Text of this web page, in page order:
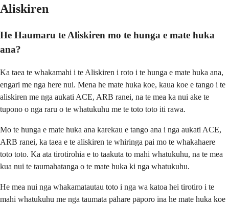
Aliskiren
He Haumaru te Aliskiren mo te hunga e mate huka
ana?
Ka taea te whakamahi i te Aliskiren i roto i te hunga e mate huka ana,
engari me nga here nui. Mena he mate huka koe, kaua koe e tango i te
aliskiren me nga aukati ACE, ARB ranei, na te mea ka nui ake te
tupono o nga raru o te whatukuhu me te toto toto iti rawa.
Mo te hunga e mate huka ana karekau e tango ana i nga aukati ACE,
ARB ranei, ka taea e te aliskiren te whiringa pai mo te whakahaere
toto toto. Ka ata tirotirohia e to taakuta to mahi whatukuhu, na te mea
kua nui te taumahatanga o te mate huka ki nga whatukuhu.
He mea nui nga whakamatautau toto i nga wa katoa hei tirotiro i te
mahi whatukuhu me nga taumata pāhare pāporo ina he mate huka koe